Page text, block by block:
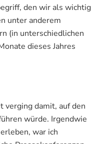
den wir als wichtig
unter anderem
(in unterschiedlichen
dieses Jahres
verging damit, auf den
würde. Irgendwie
war ich